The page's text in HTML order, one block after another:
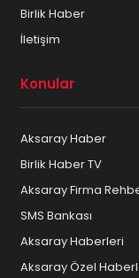
Birlik Haber
İletişim
Konular
Aksaray Haber
Birlik Haber TV
Aksaray Firma
SMS Bankası
Aksaray Haberleri
Aksaray Özel